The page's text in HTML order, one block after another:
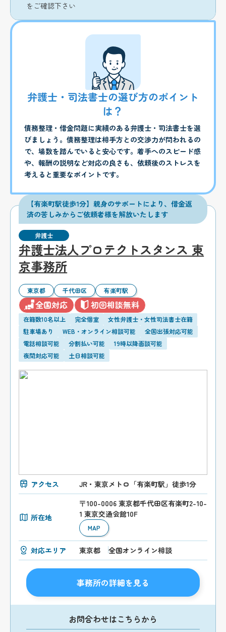
をご確認下さい
弁護士・司法書士の選び方のポイント
は？
債務整理・借金問題に実績のある弁護士・司法書士を選
びましょう。債務整理は相手方との交渉力が問われるの
で、場数を踏んでいると安心です。着手へのスピード感
や、報酬の説明など対応の良さも、依頼後のストレスを
考えると重要なポイントです。
【有楽町駅徒歩1分】親身のサポートにより、借金返
済の苦しみからご依頼者様を解放いたします
弁護士
弁護士法人プロテクトスタンス 東
京事務所
東京都 千代田区 有楽町駅
全国対応 初回相談無料
在籍数10名以上 完全個室
女性弁護士・女性司法書士在籍
駐車場あり
WEB・オンライン相談可能
全国出張対応可能
電話相談可能
分割払い可能
19時以降面談可能
夜間対応可能
土日相談可能
アクセス JR・東京メトロ「有楽町駅」徒歩1分
所在地
〒100-0006 東京都千代田区有楽町2-10-
1 東京交通会館10F
MAP
対応エリア 東京都 全国オンライン相談
事務所の詳細を見る
お問合わせはこちらから